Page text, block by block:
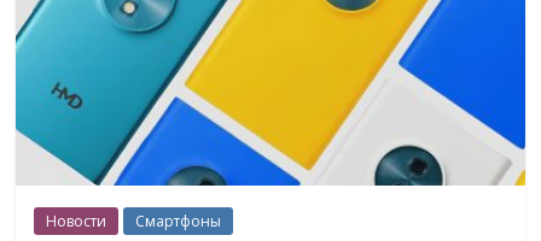
Новости Смартфоны